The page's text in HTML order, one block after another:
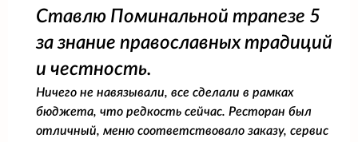
Ставлю Поминальной трапезе 5
за знание православных традиций
и честность.
Ничего не навязывали, все сделали в рамках
бюджета, что редкость сейчас. Ресторан был
отличный, меню соответствовало заказу, сервис